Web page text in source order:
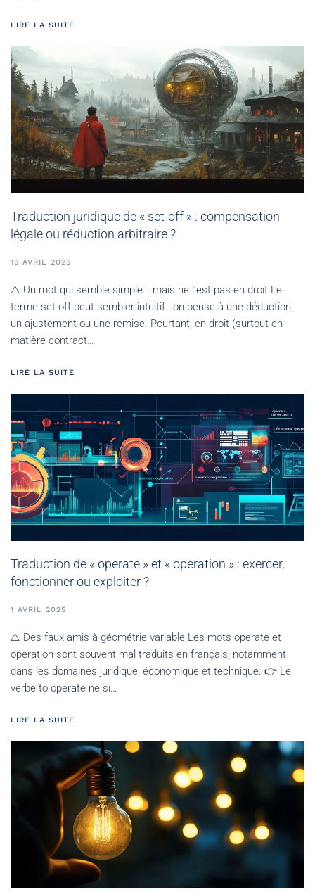
LIRE LA SUITE
Traduction juridique de « set-off » : compensation
légale ou réduction arbitraire ?
15 AVRIL 2025
⚠️ Un mot qui semble simple… mais ne l’est pas en droit Le
terme set-off peut sembler intuitif : on pense à une déduction,
un ajustement ou une remise. Pourtant, en droit (surtout en
matière contract…
LIRE LA SUITE
Traduction de « operate » et « operation » : exercer,
fonctionner ou exploiter ?
1 AVRIL 2025
⚠️ Des faux amis à géométrie variable Les mots operate et
operation sont souvent mal traduits en français, notamment
dans les domaines juridique, économique et technique. 👉 Le
verbe to operate ne si…
LIRE LA SUITE